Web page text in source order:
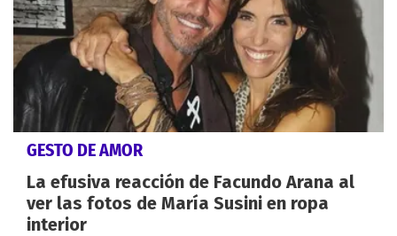
GESTO DE AMOR
La efusiva reacción de Facundo Arana al
ver las fotos de María Susini en ropa
interior